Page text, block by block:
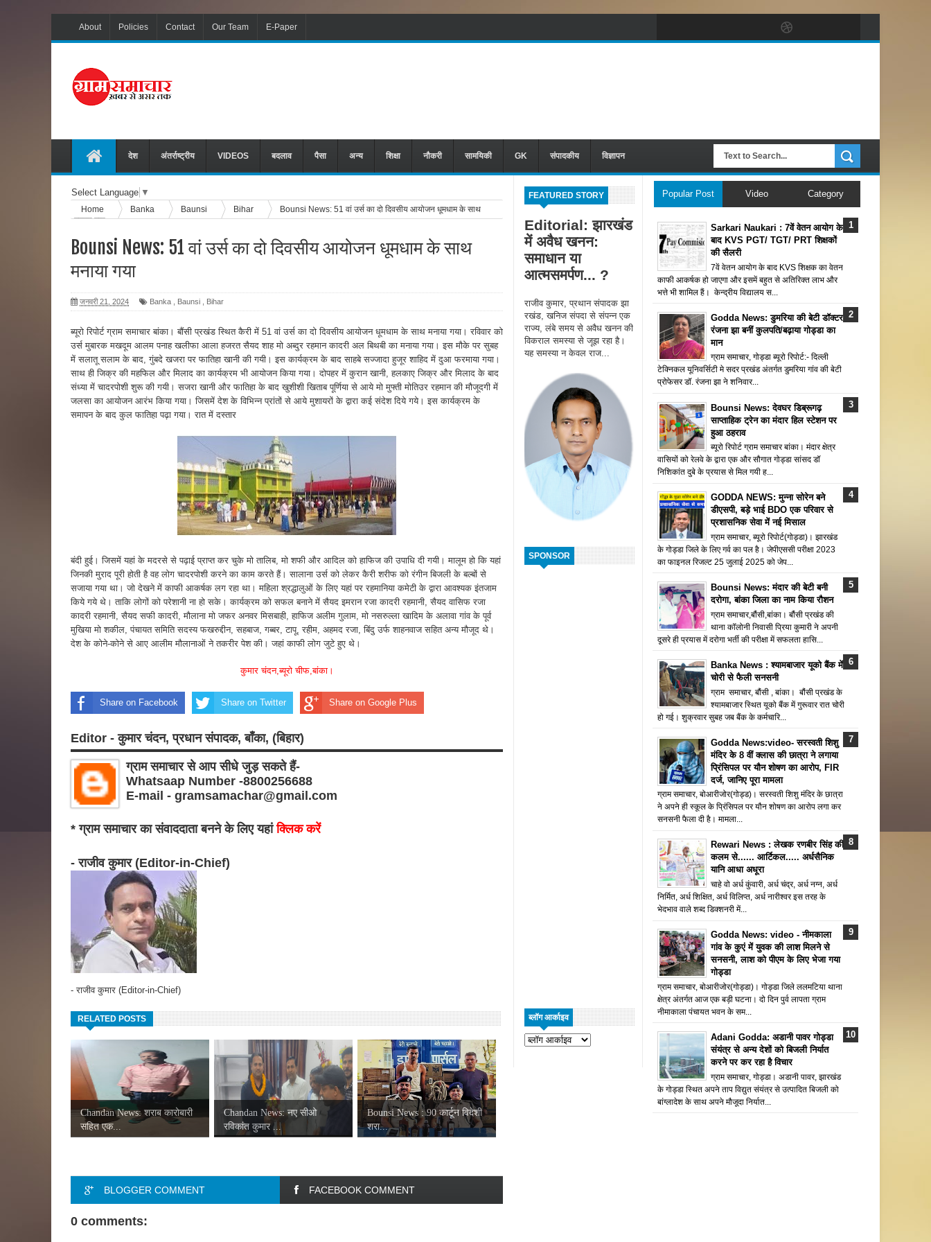
About Policies Contact Our Team E-Paper
देश अंतर्राष्ट्रीय VIDEOS बदलाव पैसा अन्य शिक्षा नौकरी सामयिकी GK संपादकीय विज्ञापन
FEATURED STORY
Editorial: झारखंड
में अवैध खनन:
समाधान या
आत्मसमर्पण... ?
राजीव कुमार, प्रथान संपादक झा
रखंड, खनिज संपदा से संपन्न एक
राज्य, लंबे समय से अवैध खनन की
विकराल समस्या से जूझ रहा है।
यह समस्या न केवल राज...
SPONSOR
ब्लॉग आर्काइव
Select Language ▼
Home Banka Baunsi Bihar
Bounsi News: 51 वां उर्स का दो दिवसीय आयोजन धूमधाम के साथ
मनाया गया
Bounsi News: 51 वां उर्स का दो दिवसीय आयोजन धूमधाम के साथ
मनाया गया
जनवरी 21, 2024 Banka Baunsi Bihar
ब्यूरो रिपोर्ट ग्राम समाचार बांका। बौंसी प्रखंड स्थित कैरी में 51 वां उर्स का दो दिवसीय आयोजन धूमधाम के साथ मनाया गया। रविवार को
उर्स मुबारक मखदूम आलम पनाह खलीफा आला हजरत सैयद शाह मो अब्दुर रहमान कादरी अल बिथबी का मनाया गया। इस मौके पर सुबह
में सलातू सलाम के बाद, गुंबदे खजरा पर फातिहा खानी की गयी। इस कार्यक्रम के बाद साहबे सज्जादा हुजूर शाहिद में दुआ फरमाया गया।
साथ ही जिक्र की महफिल और मिलाद का कार्यक्रम भी आयोजन किया गया। दोपहर में कुरान खानी, हलकाए जिक्र और मिलाद के बाद
संध्या में चादरपोशी शुरू की गयी। सजरा खानी और फातिहा के बाद खुशीशी खिताब पूर्णिया से आये मो मुफ्ती मोतिउर रहमान की मौजूदगी में
जलसा का आयोजन आरंभ किया गया। जिसमें देश के विभिन्न प्रांतों से आये मुशायरों के द्वारा कई संदेश दिये गये। इस कार्यक्रम के
समापन के बाद कुल फातिहा पढ़ा गया। रात में दस्तार
बंदी हुई। जिसमें यहां के मदरसे से पढ़ाई प्राप्त कर चुके मो तालिब, मो शफी और आदिल को हाफिज की उपाधि दी गयी। मालूम हो कि यहां
जिनकी मुराद पूरी होती है वह लोग चादरपोशी करने का काम करते हैं। सालाना उर्स को लेकर कैरी शरीफ को रंगीन बिजली के बल्बों से
सजाया गया था। जो देखने में काफी आकर्षक लग रहा था। महिला श्रद्धालुओं के लिए यहां पर रहमानिया कमेटी के द्वारा आवश्यक इंतजाम
किये गये थे। ताकि लोगों को परेशानी ना हो सके। कार्यक्रम को सफल बनाने में सैयद इमरान रजा कादरी रहमानी, सैयद वासिफ रजा
कादरी रहमानी, सैयद सफी कादरी, मौलाना मो जफर अनवर मिसबाही, हाफिज अलीम गुलाम, मो नसरुल्ला खादिम के अलावा गांव के पूर्व
मुखिया मो शकील, पंचायत समिति सदस्य फखरुद्दीन, सहबाज, गब्बर, टापू, रहीम, अहमद रजा, बिंदु उर्फ शाहनवाज सहित अन्य मौजूद थे।
देश के कोने-कोने से आए आलीम मौलानाओं ने तकरीर पेश की। जहां काफी लोग जुटे हुए थे।
कुमार चंदन,ब्यूरो चीफ,बांका।
Share on Facebook Share on Twitter Share on Google Plus
Editor - कुमार चंदन, प्रधान संपादक, बाँका, (बिहार)
ग्राम समाचार से आप सीधे जुड़ सकते हैं-
Whatsaap Number -8800256688
E-mail - gramsamachar@gmail.com
* ग्राम समाचार का संवाददाता बनने के लिए यहांक्लिक करें
- राजीव कुमार (Editor-in-Chief)
- राजीव कुमार (Editor-in-Chief)
RELATED POSTS
Chandan News: शराब कारोबारी
सहित एक...
Chandan News: नए सीओ
रविकांत कुमार ...
Bounsi News : 90 कार्टून विदेशी
शरा...
BLOGGER COMMENT FACEBOOK COMMENT
0 comments:
Popular Post Video Category
Sarkari Naukari : 7वें वेतन आयोग के
बाद KVS PGT/ TGT/ PRT शिक्षकों
की सैलरी
7वें वेतन आयोग के बाद KVS शिक्षक का वेतन
काफी आकर्षक हो जाएगा और इसमें बहुत से अतिरिक्त लाभ और
भत्ते भी शामिल हैं। केन्द्रीय विद्यालय स...
Godda News: डुमरिया की बेटी डॉक्टर
रंजना झा बनीं कुलपति/बढ़ाया गोड्डा का
मान
ग्राम समाचार, गोड्डा ब्यूरो रिपोर्ट:- दिल्ली
टेक्निकल यूनिवर्सिटी मे सदर प्रखंड अंतर्गत डुमरिया गांव की बेटी
प्रोफेसर डॉ. रंजना झा ने शनिवार...
Bounsi News: देवघर डिब्रूगढ़
साप्ताहिक ट्रेन का मंदार हिल स्टेशन पर
हुआ ठहराव
ब्यूरो रिपोर्ट ग्राम समाचार बांका। मंदार क्षेत्र
वासियों को रेलवे के द्वारा एक और सौगात गोड्डा सांसद डॉ
निशिकांत दुबे के प्रयास से मिल गयी ह...
GODDA NEWS: मुन्ना सोरेन बने
डीएसपी, बड़े भाई BDO एक परिवार से
प्रशासनिक सेवा में नई मिसाल
ग्राम समाचार, ब्यूरो रिपोर्ट(गोड्डा)। झारखंड
के गोड्डा जिले के लिए गर्व का पल है। जेपीएससी परीक्षा 2023
का फाइनल रिजल्ट 25 जुलाई 2025 को जेप...
Bounsi News: मंदार की बेटी बनी
दरोगा, बांका जिला का नाम किया रौशन
ग्राम समाचार,बौंसी,बांका। बौंसी प्रखंड की
थाना कॉलोनी निवासी प्रिया कुमारी ने अपनी
दूसरे ही प्रयास में दरोगा भर्ती की परीक्षा में सफलता हासि...
Banka News : श्यामबाजार यूको बैंक में
चोरी से फैली सनसनी
ग्राम समाचार, बौंसी , बांका। बौंसी प्रखंड के
श्यामबाजार स्थित यूको बैंक में गुरूवार रात चोरी
हो गई। शुक्रवार सुबह जब बैंक के कर्मचारि...
Godda News:video- सरस्वती शिशु
मंदिर के 8 वीं क्लास की छात्रा ने लगाया
प्रिंसिपल पर यौन शोषण का आरोप, FIR
दर्ज, जानिए पूरा मामला
ग्राम समाचार, बोआरीजोर(गोड्ड)। सरस्वती शिशु मंदिर के छात्रा
ने अपने ही स्कूल के प्रिंसिपल पर यौन शोषण का आरोप लगा कर
सनसनी फैला दी है। मामला...
Rewari News : लेखक रणबीर सिंह की
कलम से...... आर्टिकल..... अर्धसैनिक
यानि आधा अधूरा
चाहे वो अर्ध कुंवारी, अर्ध चंद्र, अर्ध नग्न, अर्ध
निर्मित, अर्ध शिक्षित, अर्ध विलिप्त, अर्ध नारीश्वर इस तरह के
भेदभाव वाले शब्द डिक्शनरी में...
Godda News: video - नीमकाला
गांव के कुएं में युवक की लाश मिलने से
सनसनी, लाश को पीएम के लिए भेजा गया
गोड्डा
ग्राम समाचार, बोआरीजोर(गोड्डा)। गोड्डा जिले ललमटिया थाना
क्षेत्र अंतर्गत आज एक बड़ी घटना। दो दिन पुर्व लापता ग्राम
नीमाकाला पंचायत भवन के सम...
Adani Godda: अडानी पावर गोड्डा
संयंत्र से अन्य देशों को बिजली निर्यात
करने पर कर रहा है विचार
ग्राम समाचार, गोड्डा। अडानी पावर, झारखंड
के गोड्डा स्थित अपने ताप विद्युत संयंत्र से उत्पादित बिजली को
बांग्लादेश के साथ अपने मौजूदा निर्यात...